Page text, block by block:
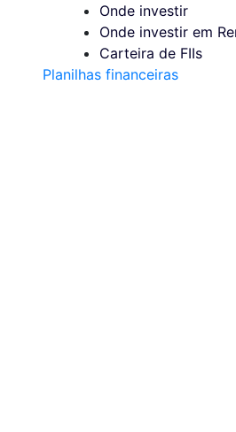
Onde investir
Onde investir em
Carteira de FIIs
Planilhas financeiras